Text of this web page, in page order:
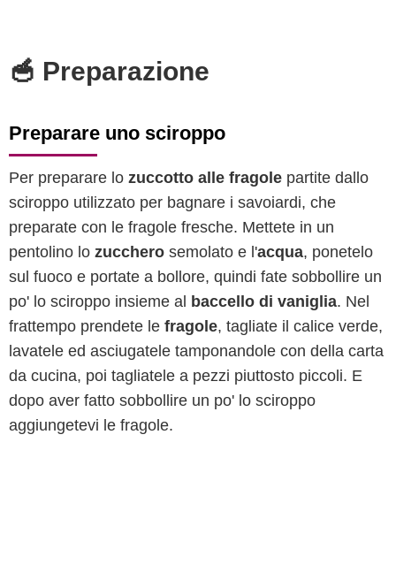
🥣 Preparazione
Preparare uno sciroppo
Per preparare lo zuccotto alle fragole partite dallo
sciroppo utilizzato per bagnare i savoiardi, che
preparate con le fragole fresche. Mettete in un
pentolino lo zucchero semolato e l'acqua, ponetelo
sul fuoco e portate a bollore, quindi fate sobbollire un
po' lo sciroppo insieme al baccello di vaniglia. Nel
frattempo prendete le fragole, tagliate il calice verde,
lavatele ed asciugatele tamponandole con della carta
da cucina, poi tagliatele a pezzi piuttosto piccoli. E
dopo aver fatto sobbollire un po' lo sciroppo
aggiungetevi le fragole.